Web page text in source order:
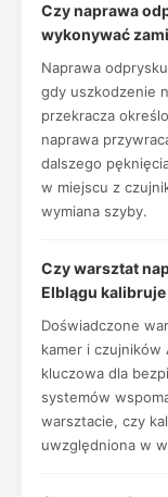
Czy naprawa
wykonywać
Naprawa
gdy uszkodzenie
przekracza
naprawa
dalszego
w miejscu z
wymiana szyby.
Czy warsztat
Elblągu
Doświadczone
kamer i czujników
kluczowa dla
systemów
warsztacie, czy
uwzględniona w